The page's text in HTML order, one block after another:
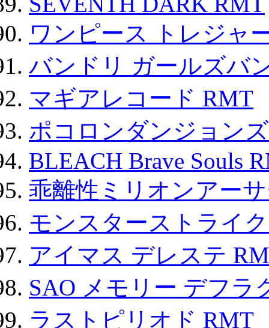
ワンピース トレジャ
バンドリ ガールズバ
マギアレコード RMT
ポコロンダンジョン
BLEACH Brave Souls
乖離性ミリオンアー
モンスターストライ
アイマス デレステ
SAO メモリー デフラ
ラストピリオド RMT